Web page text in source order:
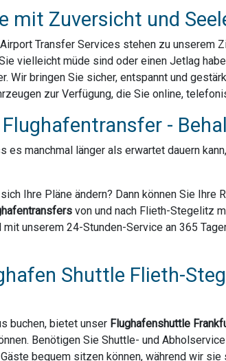
mit Zuversicht und
Transfer Services stehen zu unserem
vielleicht müde sind oder einen Jetlag
Wir bringen Sie sicher, entspannt und
zur Verfügung, die Sie online,
-
es manchmal länger als erwartet dauern
Ihre Pläne ändern? Dann können Sie
von und nach Flieth-Stegelitz
mit unserem 24-Stunden-Service an 365
Shuttle Flieth-
buchen, bietet unser Flughafenshuttle
Benötigen Sie Shuttle- und
bequem sitzen können, während wir